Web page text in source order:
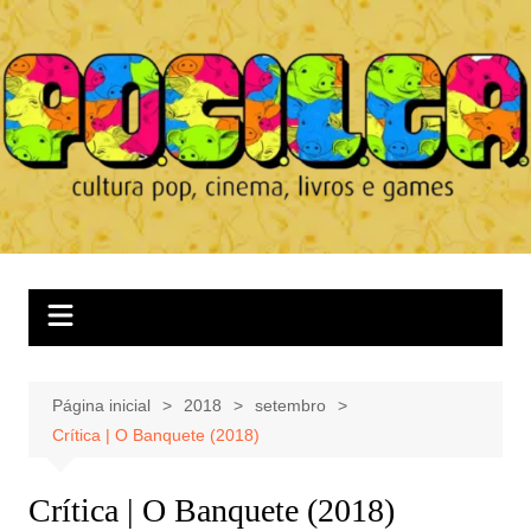
Ir
para
o
conteúdo
Página inicial 2018
setembro
Crítica | O Banquete (2018)
Crítica | O Banquete (2018)